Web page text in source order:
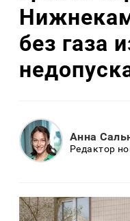
без газа
Анна
Редактор